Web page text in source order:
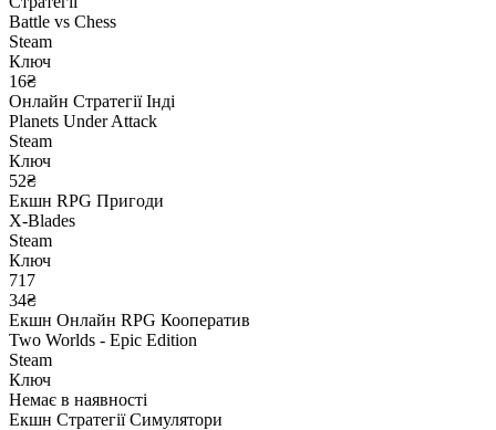
Battle vs Chess
Steam
Ключ
16₴
Онлайн Стратегії Інді
Planets Under Attack
Steam
Ключ
52₴
Екшн RPG Пригоди
X-Blades
Steam
Ключ
717
34₴
Екшн Онлайн RPG Кооператив
Two Worlds - Epic Edition
Steam
Ключ
Немає в наявності
Екшн Стратегії Симулятори